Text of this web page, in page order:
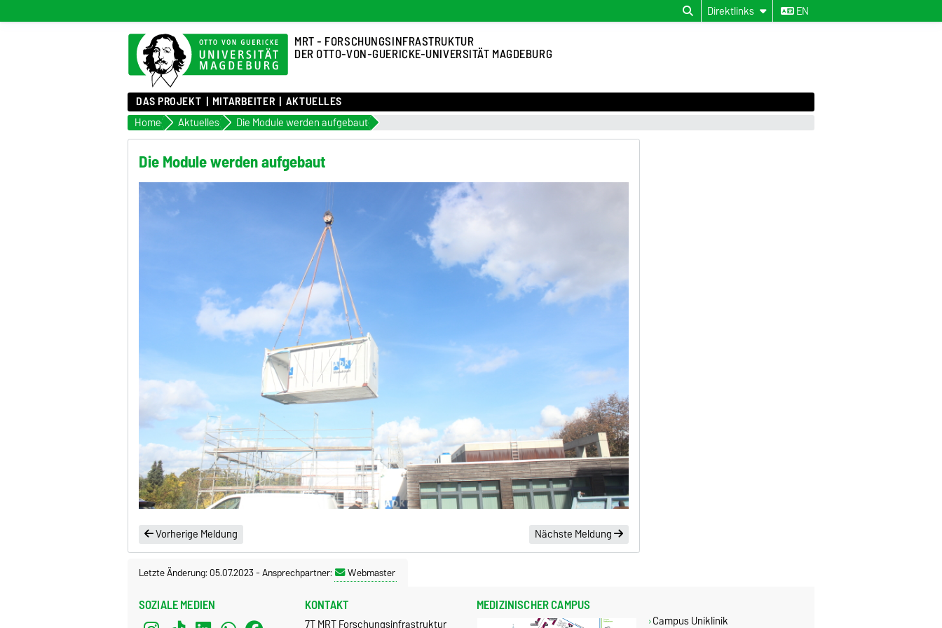
Direktlinks EN
MRT - FORSCHUNGSINFRASTRUKTUR
DER OTTO-VON-GUERICKE-UNIVERSITÄT MAGDEBURG
DAS PROJEKT MITARBEITER AKTUELLES
Home Aktuelles Die Module werden aufgebaut
Die Module werden aufgebaut
Vorherige Meldung Nächste Meldung
Letzte Änderung: 05.07.2023-Ansprechpartner: Webmaster
SOZIALE MEDIEN KONTAKT
7T MRT Forschungsinfrastruktur
MEDIZINISCHER CAMPUS
Campus Uniklinik